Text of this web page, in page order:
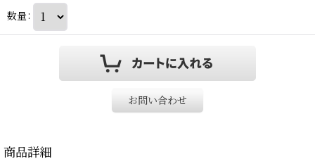
数量:
お問い合わせ
商品詳細